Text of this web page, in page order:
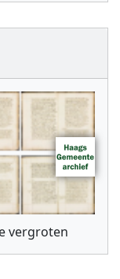
vergroten